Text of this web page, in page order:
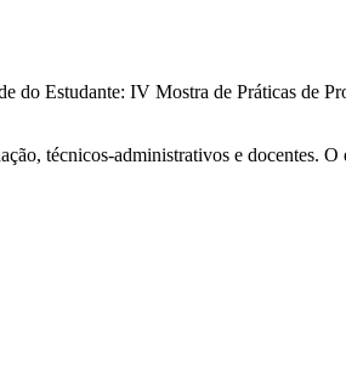
do Estudante: IV Mostra de Práticas de
técnicos-administrativos e docentes.